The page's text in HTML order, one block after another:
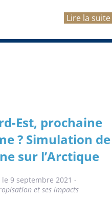
Lire la suite
Est, prochaine
? Simulation de
sur l’Arctique
le 9 septembre 2021 -
et ses impacts